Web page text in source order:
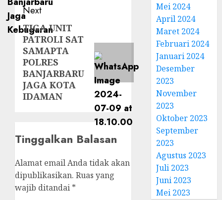
Next
TIGA UNIT
PATROLI SAT
SAMAPTA
POLRES
BANJARBARU
JAGA KOTA
IDAMAN
Tinggalkan Balasan
Alamat email Anda tidak akan
dipublikasikan. Ruas yang
wajib ditandai *
Mei 2024
April 2024
Maret 2024
Februari 2024
Januari 2024
Desember
2023
November
2023
Oktober 2023
September
2023
Agustus 2023
Juli 2023
Juni 2023
Mei 2023